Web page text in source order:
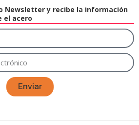
Newsletter y recibe la información
el acero
Enviar